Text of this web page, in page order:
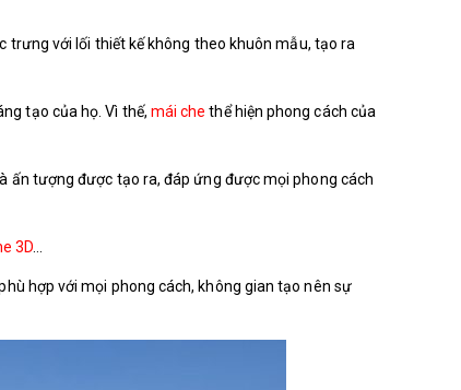
trưng với lối thiết kế không theo khuôn mẫu, tạo ra
tạo của họ. Vì thế, mái che thể hiện phong cách của
ấn tượng được tạo ra, đáp ứng được mọi phong cách
3D
hợp với mọi phong cách, không gian tạo nên sự